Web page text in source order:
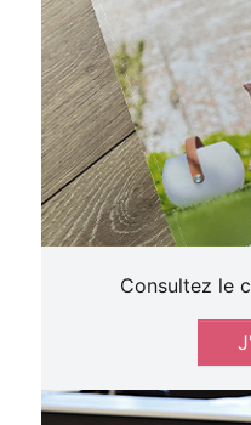
Consultez le